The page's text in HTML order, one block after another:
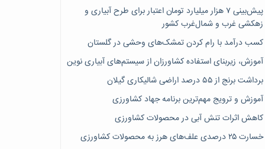
پیش‌بینی ۷‌ هزار میلیارد تومان اعتبار برای طرح آبیاری و
زهکشی غرب و شمال‌غرب کشور
کسب درآمد با رام کردن تمشک‌های وحشی در گلستان
آموزش، زیربنای استفاده کشاورزان از سیستم‌های آبیاری نوین
برداشت برنج از ۵۵ درصد اراضی شالیکاری گیلان
آموزش و ترویج مهم‌ترین برنامه جهاد کشاورزی
کاهش اثرات تنش آبی در محصولات کشاورزی
خسارت ۲۵ درصدی علف‌های هرز به محصولات کشاورزی